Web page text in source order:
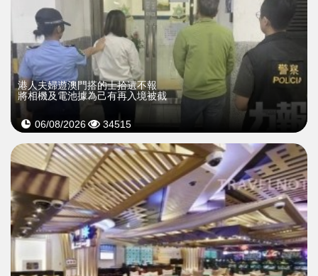
​港人夫婦遊澳門搭的士拾遺不報
將相機及電池據為己有再入境被截
06/08/2026 34515